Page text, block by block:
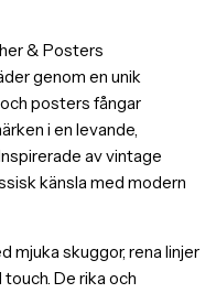
& Posters
genom en unik
posters fångar
i en levande,
av vintage
känsla med modern
mjuka skuggor, rena linjer
De rika och